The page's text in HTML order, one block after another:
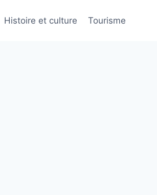
Histoire et culture Tourisme